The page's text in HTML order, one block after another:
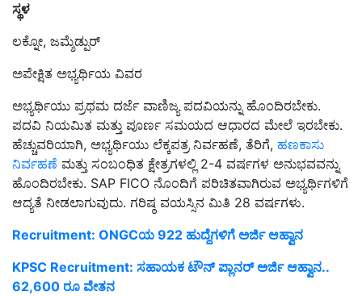
ಸ್ಥಳ
ಲಕ್ನೋ, ಜಮ್ಶೆಡ್ಪುರ್
ಅಪೇಕ್ಷಿತ ಅಭ್ಯರ್ಥಿಯ ವಿವರ
ಅಭ್ಯರ್ಥಿಯು ಪ್ರಥಮ ದರ್ಜೆ ವಾಣಿಜ್ಯ ಪದವಿಯನ್ನು ಹೊಂದಿರಬೇಕು.
ಪದವಿ ನಿಯಮಿತ ಮತ್ತು ಪೂರ್ಣ ಸಮಯದ ಆಧಾರದ ಮೇಲೆ ಇರಬೇಕು.
ಹೆಚ್ಚುವರಿಯಾಗಿ, ಅಭ್ಯರ್ಥಿಯು ಲೆಕ್ಕಪತ್ರ ನಿರ್ವಹಣೆ, ತೆರಿಗೆ, ಹಣಕಾಸು
ನಿರ್ವಹಣೆ ಮತ್ತು ಸಂಬಂಧಿತ ಕ್ಷೇತ್ರಗಳಲ್ಲಿ 2-4 ವರ್ಷಗಳ ಅನುಭವವನ್ನು
ಹೊಂದಿರಬೇಕು. SAP FICO ನೊಂದಿಗೆ ಪರಿಚಿತವಾಗಿರುವ ಅಭ್ಯರ್ಥಿಗಳಿಗೆ
ಆದ್ಯತೆ ನೀಡಲಾಗುವುದು. ಗರಿಷ್ಠ ವಯಸ್ಸಿನ ಮಿತಿ 28 ವರ್ಷಗಳು.
Recruitment: ONGCಯ 922 ಹುದ್ದೆಗಳಿಗೆ ಅರ್ಜಿ ಆಹ್ವಾನ
KPSC Recruitment: ಸಹಾಯಕ ಟೌನ್‌ ಪ್ಲಾನರ್‌ ಅರ್ಜಿ ಆಹ್ವಾನ..
62,600 ರೂ ವೇತನ